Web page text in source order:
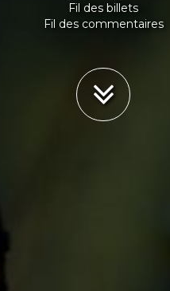
Fil des billets
Fil des commentaires